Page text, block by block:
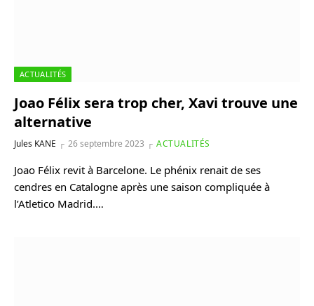
ACTUALITÉS
Joao Félix sera trop cher, Xavi trouve une
alternative
Jules KANE 26 septembre 2023 ACTUALITÉS
Joao Félix revit à Barcelone. Le phénix renait de ses
cendres en Catalogne après une saison compliquée à
l’Atletico Madrid.…